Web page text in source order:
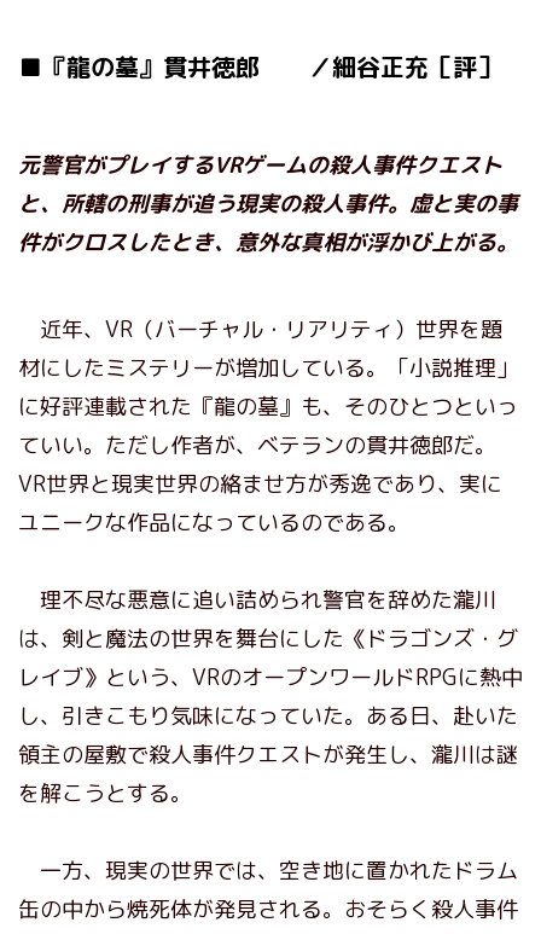
■『龍の墓』貫井徳郎 ／細谷正充［評］
元警官がプレイするVRゲームの殺人事件クエスト
と、所轄の刑事が追う現実の殺人事件。虚と実の事
件がクロスしたとき、意外な真相が浮かび上がる。
近年、VR（バーチャル・リアリティ）世界を題
材にしたミステリーが増加している。「小説推理」
に好評連載された『龍の墓』も、そのひとつといっ
ていい。ただし作者が、ベテランの貫井徳郎だ。
VR世界と現実世界の絡ませ方が秀逸であり、実に
ユニークな作品になっているのである。
理不尽な悪意に追い詰められ警官を辞めた瀧川
は、剣と魔法の世界を舞台にした《ドラゴンズ・グ
レイブ》という、VRのオープンワールドRPGに熱中
し、引きこもり気味になっていた。ある日、赴いた
領主の屋敷で殺人事件クエストが発生し、瀧川は謎
を解こうとする。
一方、現実の世界では、空き地に置かれたドラム
缶の中から焼死体が発見される。おそらく殺人事件